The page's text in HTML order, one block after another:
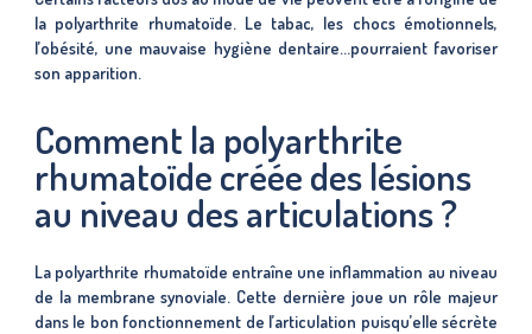
la polyarthrite rhumatoïde. Le tabac, les chocs émotionnels,
l’obésité, une mauvaise hygiène dentaire…pourraient favoriser
son apparition.
Comment la polyarthrite
rhumatoïde créée des lésions
au niveau des articulations ?
La polyarthrite rhumatoïde entraîne une inflammation au niveau
de la membrane synoviale. Cette dernière joue un rôle majeur
dans le bon fonctionnement de l’articulation puisqu’elle sécrète